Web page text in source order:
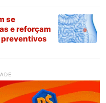
se
e reforçam